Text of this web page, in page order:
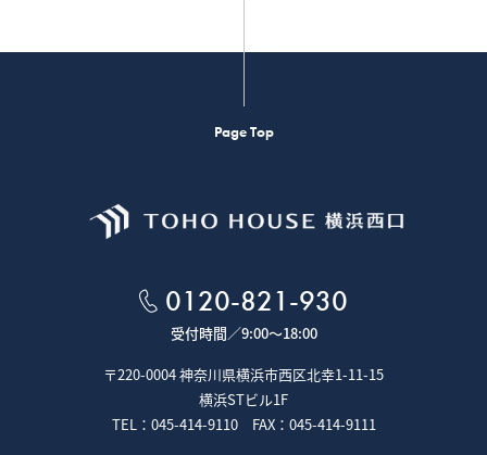
Page Top
0120-821-930
受付時間／9:00～18:00
〒220-0004 神奈川県横浜市西区北幸1-11-15
横浜STビル1F
TEL：045-414-9110 FAX：045-414-9111